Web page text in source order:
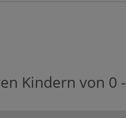
Kindern von 0